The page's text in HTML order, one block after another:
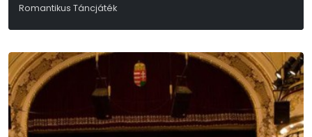
Romantikus Táncjáték